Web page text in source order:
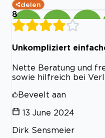
delen
8
Unkompliziert
Nette Beratung und
sowie hilfreich bei
Beveelt aan
13 June 2024
Dirk Sensmeier